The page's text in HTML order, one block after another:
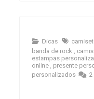
Dicas
banda de rock
estampas
online
presente
personalizados
2